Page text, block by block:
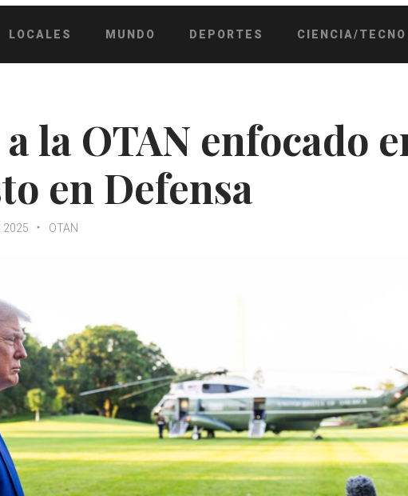
LOCALES MUNDO DEPORTES CIENCIA/TECNO
la OTAN enfocado
en Defensa
2025 OTAN